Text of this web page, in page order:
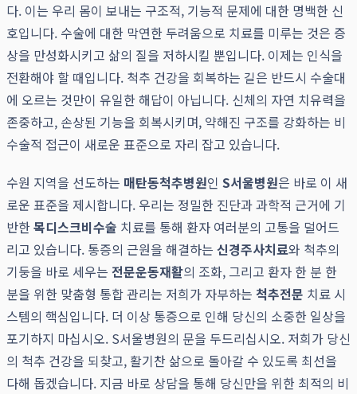
다. 이는 우리 몸이 보내는 구조적, 기능적 문제에 대한 명백한 신
호입니다. 수술에 대한 막연한 두려움으로 치료를 미루는 것은 증
상을 만성화시키고 삶의 질을 저하시킬 뿐입니다. 이제는 인식을
전환해야 할 때입니다. 척추 건강을 회복하는 길은 반드시 수술대
에 오르는 것만이 유일한 해답이 아닙니다. 신체의 자연 치유력을
존중하고, 손상된 기능을 회복시키며, 약해진 구조를 강화하는 비
수술적 접근이 새로운 표준으로 자리 잡고 있습니다.
수원 지역을 선도하는 매탄동척추병원인 S서울병원은 바로 이 새
로운 표준을 제시합니다. 우리는 정밀한 진단과 과학적 근거에 기
반한목디스크비수술 치료를 통해 환자 여러분의 고통을 덜어드
리고 있습니다. 통증의 근원을 해결하는 신경주사치료와 척추의
기둥을 바로 세우는 전문운동재활의 조화, 그리고 환자 한 분 한
분을 위한 맞춤형 통합 관리는 저희가 자부하는 척추전문 치료 시
스템의 핵심입니다. 더 이상 통증으로 인해 당신의 소중한 일상을
포기하지 마십시오. S서울병원의 문을 두드리십시오. 저희가 당신
의 척추 건강을 되찾고, 활기찬 삶으로 돌아갈 수 있도록 최선을
다해 돕겠습니다. 지금 바로 상담을 통해 당신만을 위한 최적의 비